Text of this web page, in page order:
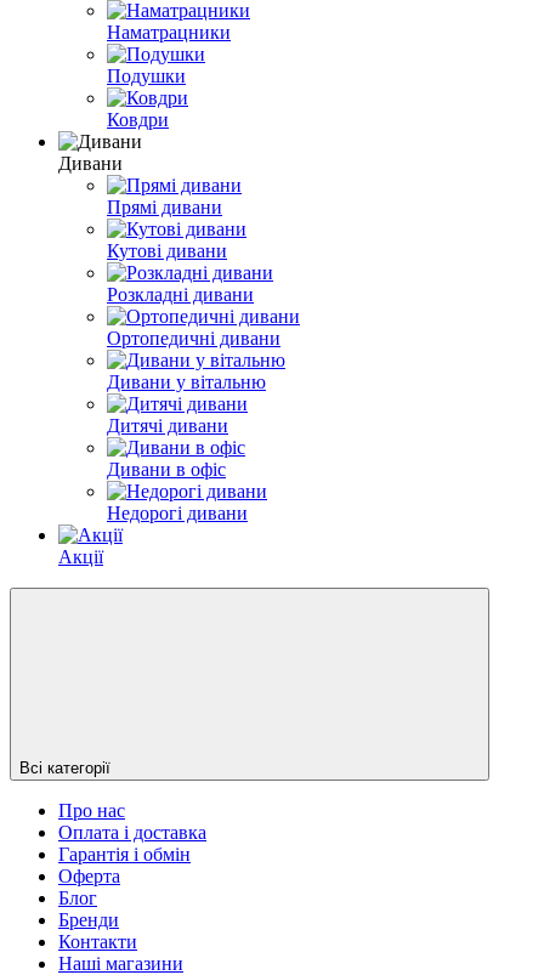
Наматрацники
Подушки
Ковдри
Дивани
Прямі дивани
Кутові дивани
Розкладні дивани
Ортопедичні дивани
Дивани у вітальню
Дитячі дивани
Дивани в офіс
Недорогі дивани
Акції
Всі категорії
Про нас
Оплата і доставка
Гарантія і обмін
Оферта
Блог
Бренди
Контакти
Наші магазини